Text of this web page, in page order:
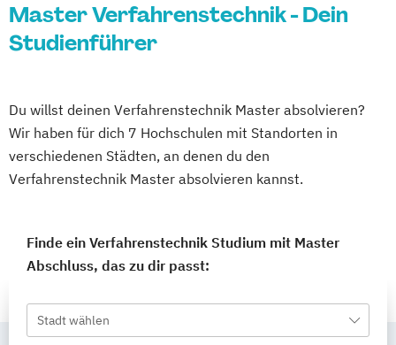
Master Verfahrenstechnik - Dein
Studienführer
Du willst deinen Verfahrenstechnik Master absolvieren?
Wir haben für dich 7 Hochschulen mit Standorten in
verschiedenen Städten, an denen du den
Verfahrenstechnik Master absolvieren kannst.
Finde ein Verfahrenstechnik Studium mit Master
Abschluss, das zu dir passt:
Stadt wählen